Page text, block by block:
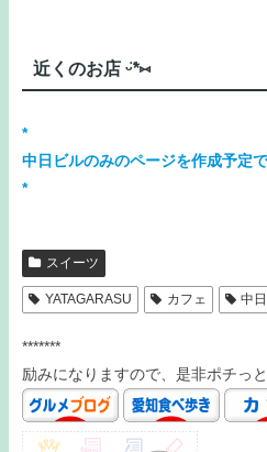
近くのお店 ᵕ̈*⑅
*
中日ビルのみのページを作成予定で
*
スイーツ
YATAGARASU カフェ 中
*******
励みになりますので、是非ポチっ